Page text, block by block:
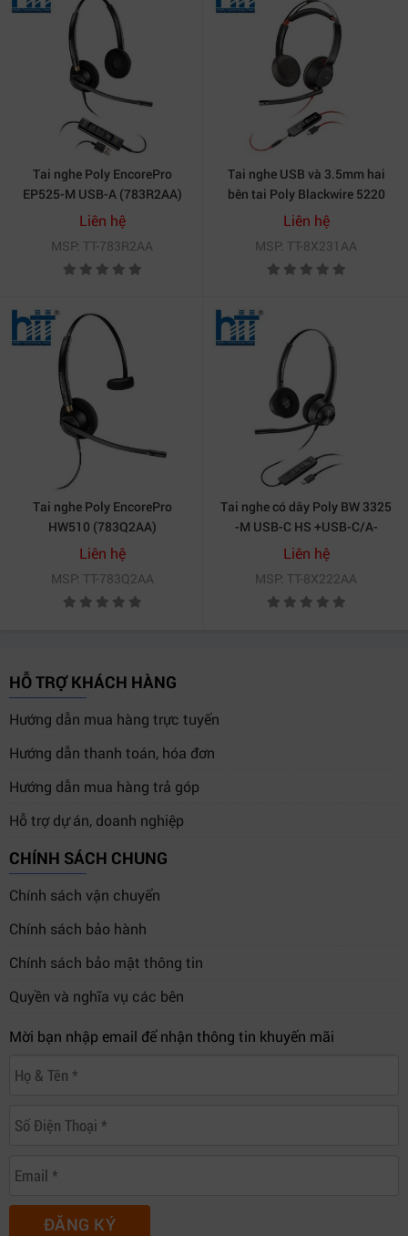
Tai nghe Poly EncorePro
EP525-M USB-A (783R2AA)
Liên hệ
MSP: TT-783R2AA
Tai nghe USB và 3.5mm hai
bên tai Poly Blackwire 5220
USB-C (8X231AA)
Liên hệ
MSP: TT-8X231AA
Tai nghe Poly EncorePro
HW510 (783Q2AA)
Liên hệ
MSP: TT-783Q2AA
Tai nghe có dây Poly BW 3325
-M USB-C HS +USB-C/A-
8X222AA
Liên hệ
MSP: TT-8X222AA
HỖ TRỢ KHÁCH HÀNG
Hướng dẫn mua hàng trực tuyến
Hướng dẫn thanh toán, hóa đơn
Hướng dẫn mua hàng trả góp
Hỗ trợ dự án, doanh nghiệp
CHÍNH SÁCH CHUNG
Chính sách vận chuyển
Chính sách bảo hành
Chính sách bảo mật thông tin
Quyền và nghĩa vụ các bên
Mời bạn nhập email để nhận thông tin khuyến mãi
ĐĂNG KÝ